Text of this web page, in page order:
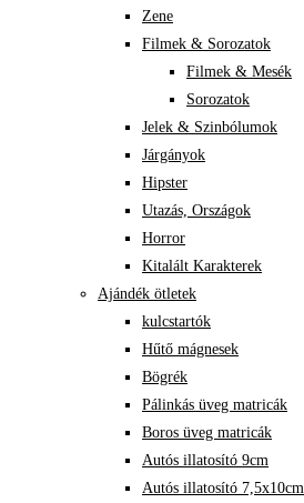
Zene
Filmek & Sorozatok
Filmek & Mesék
Sorozatok
Jelek & Szinbólumok
Járgányok
Hipster
Utazás, Országok
Horror
Kitalált Karakterek
Ajándék ötletek
kulcstartók
Hűtő mágnesek
Bögrék
Pálinkás üveg matricák
Boros üveg matricák
Autós illatosító 9cm
Autós illatosító 7,5x10cm